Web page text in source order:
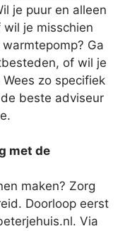
je puur en alleen
je misschien
Ga
of wil je
zo specifiek
beste adviseur
met de
maken? Zorg
Doorloop eerst
Via